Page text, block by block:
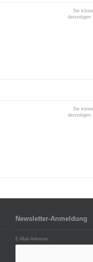
Sie
derzeitigen
Sie
derzeitigen
Newsletter-Anmeldung
E-Mail-Adresse: